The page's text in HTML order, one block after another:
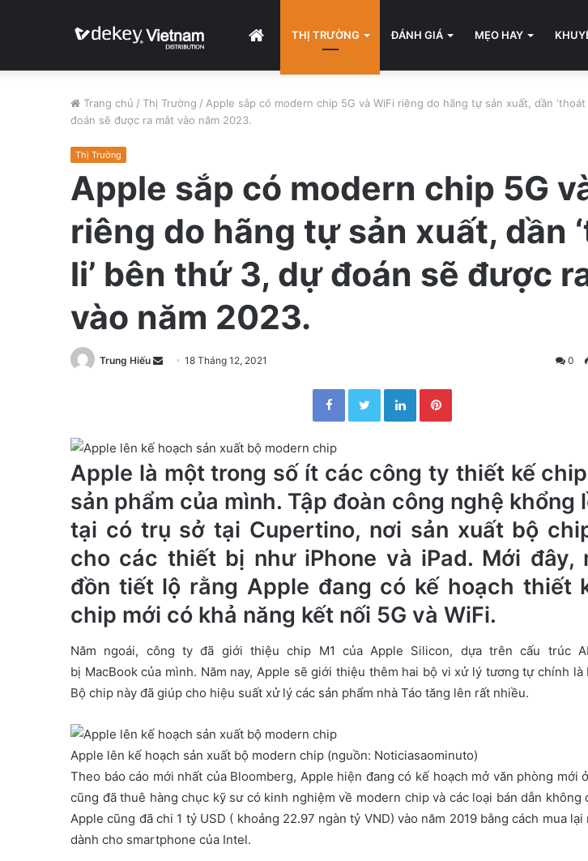
HOMETHỊ TRƯỜNG ĐÁNH GIÁ MẸO HAY
Trang chủ / Thị Trường / Apple sắp có modern chip 5G và WiFi riêng do hãng tự sản xuất, dần
đoán sẽ được ra mắt vào năm 2023.
Thị Trường
Apple sắp có modern chip 5G
riêng do hãng tự sản xuất, dần
li’ bên thứ 3, dự đoán sẽ được
vào năm 2023.
Trung Hiếu
m
i
18 Tháng 12, 2021 0
Facebook Twitter LinkedIn
Apple là một trong số ít các công ty thiết kế
sản phẩm của mình. Tập đoàn công nghệ khổng
tại có trụ sở tại Cupertino, nơi sản xuất bộ
cho các thiết bị như iPhone và iPad. Mới đây,
đồn tiết lộ rằng Apple đang có kế hoạch thiết
chip mới có khả năng kết nối 5G và WiFi.
Năm ngoái, công ty đã giới thiệu chip M1 của Apple Silicon, dựa trên cấu trúc
bị MacBook của mình. Năm nay, Apple sẽ giới thiệu thêm hai bộ vi xử lý tương tự chính là
Bộ chip này đã giúp cho hiệu suất xử lý các sản phẩm nhà Táo tăng lên rất nhiều.
Apple lên kế hoạch sản xuất bộ modern chip (nguồn: Noticiasaominuto)
Theo báo cáo mới nhất của Bloomberg, Apple hiện đang có kế hoạch mở văn phòng mới
cũng đã thuê hàng chục kỹ sư có kinh nghiệm về modern chip và các loại bán dẫn không
Apple cũng đã chi 1 tỷ USD ( khoảng 22.97 ngàn tỷ VND) vào năm 2019 bằng cách mua
dành cho smartphone của Intel.